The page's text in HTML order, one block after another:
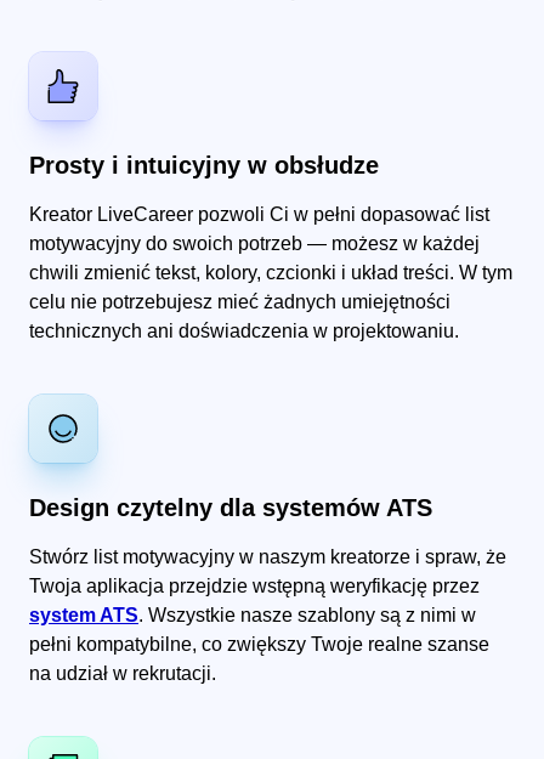
Prosty i intuicyjny w obsłudze
Kreator LiveCareer pozwoli Ci w pełni dopasować list
motywacyjny do swoich potrzeb — możesz w każdej
chwili zmienić tekst, kolory, czcionki i układ treści. W tym
celu nie potrzebujesz mieć żadnych umiejętności
technicznych ani doświadczenia w projektowaniu.
Design czytelny dla systemów ATS
Stwórz list motywacyjny w naszym kreatorze i spraw, że
Twoja aplikacja przejdzie wstępną weryfikację przez
system ATS. Wszystkie nasze szablony są z nimi w
pełni kompatybilne, co zwiększy Twoje realne szanse
na udział w rekrutacji.